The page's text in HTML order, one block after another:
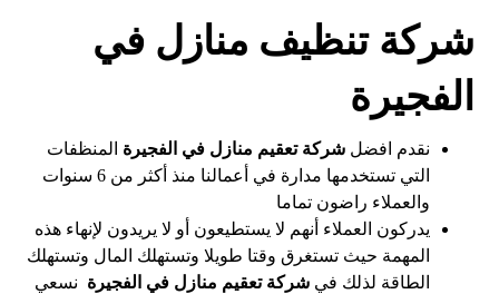
شركة تنظيف منازل في
الفجيرة
نقدم افضلشركة تعقيم منازل في الفجيرة المنظفات
التي تستخدمها مدارة في أعمالنا منذ أكثر من 6 سنوات
والعملاء راضون تماما
يدركون العملاء أنهم لا يستطيعون أو لا يريدون لإنهاء هذه
المهمة حيث تستغرق وقتا طويلا وتستهلك المال وتستهلك
الطاقة لذلك فيشركة تعقيم منازل في الفجيرة نسعي